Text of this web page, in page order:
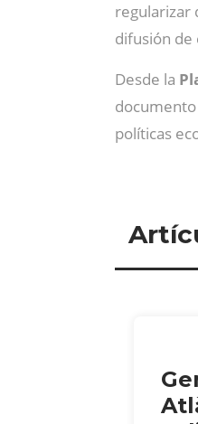
regularizar
difusión de
Desde la
políticas